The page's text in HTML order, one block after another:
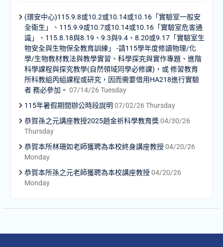
(環安中心)115.9.8或10.2或10.14或10.16「實驗室一般安
全衛生」、115.9.9或10.7或10.14或10.16「實驗室危害通
識」、115.8.18與8.19、9.3與9.4、8.20或9.17「實驗室生
物安全與生物保全教育訓練」 -請115學年度修讀物理/化
學/生物教材教法與教學實習、科學探究與實作專題、進階
科學課程與探究教學(自然領域同學必修課)，或 修習教育
所科教組丙組課程或研究，因而需要借用HA218進行實驗
者 務必參加。 07/14/26 Tuesday
115年暑假期間辦公時段說明 07/02/26 Thursday
恭賀孫之元講座教授2025趙金祈科學教育獎 04/30/26
Thursday
恭賀本所林珊如老師獲聘為本校終身講座教授 04/20/26
Monday
恭賀本所孫之元老師獲聘為本校講座教授 04/20/26
Monday